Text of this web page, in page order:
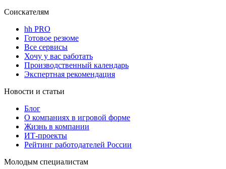
Соискателям
hh PRO
Готовое резюме
Все сервисы
Хочу у вас работать
Производственный календарь
Экспертная рекомендация
Новости и статьи
Блог
О компаниях в игровой форме
Жизнь в компании
ИТ-проекты
Рейтинг работодателей России
Молодым специалистам